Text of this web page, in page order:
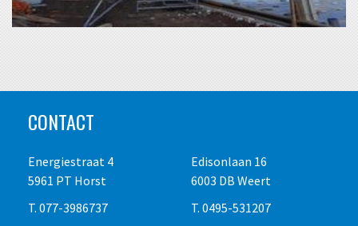
CONTACT
Energiestraat 4
5961 PT Horst
T. 077-3986737
Edisonlaan 16
6003 DB Weert
T. 0495-531207